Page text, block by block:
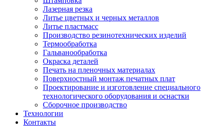
Лазерная резка
Литье цветных и черных металлов
Литье пластмасс
Производство резинотехнических изделий
Термообработка
Гальванообработка
Окраска деталей
Печать на пленочных материалах
Поверхностный монтаж печатных плат
Проектирование и изготовление специального
технологического оборудования и оснастки
Сборочное производство
Технологии
Контакты